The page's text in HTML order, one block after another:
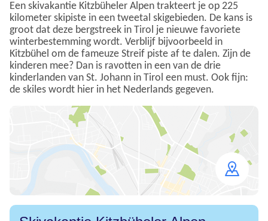
Een skivakantie Kitzbüheler Alpen trakteert je op 225
kilometer skipiste in een tweetal skigebieden. De kans is
groot dat deze bergstreek in Tirol je nieuwe favoriete
winterbestemming wordt. Verblijf bijvoorbeeld in
Kitzbühel om de fameuze Streif piste af te dalen. Zijn de
kinderen mee? Dan is ravotten in een van de drie
kinderlanden van St. Johann in Tirol een must. Ook fijn:
de skiles wordt hier in het Nederlands gegeven.
map